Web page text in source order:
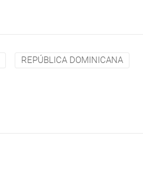
REPÚBLICA DOMINICANA